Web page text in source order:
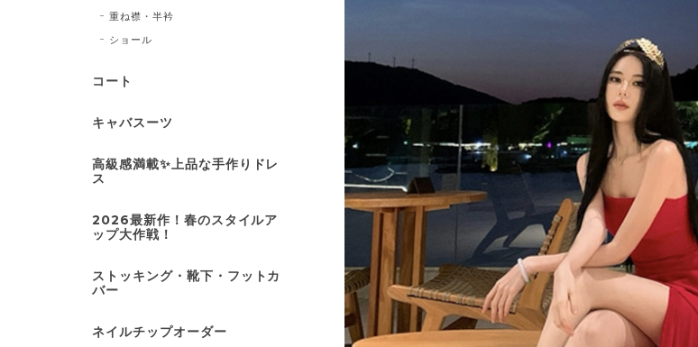
重ね襟・半衿
ショール
コート
キャバスーツ
高級感満載✨上品な手作りドレ
ス
2026最新作！春のスタイルア
ップ大作戦！
ストッキング・靴下・フットカ
バー
ネイルチップオーダー